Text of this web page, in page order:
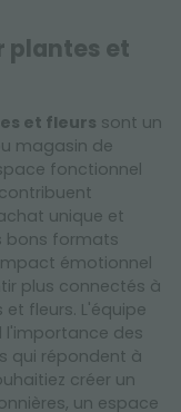
plantes et
et fleurs sont un
magasin de
fonctionnel
unique et
bons formats
émotionnel
plus connectés à
fleurs. L'équipe
l'importance des
qui répondent à
créer un
un espace